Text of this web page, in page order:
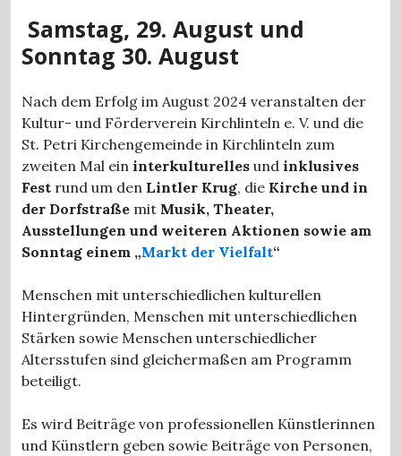
Samstag, 29. August und
Sonntag 30. August
Nach dem Erfolg im August 2024 veranstalten der
Kultur- und Förderverein Kirchlinteln e. V. und die
St. Petri Kirchengemeinde in Kirchlinteln zum
zweiten Mal ein interkulturelles und inklusives
Fest rund um den Lintler Krug, die Kirche und in
der Dorfstraße mit Musik, Theater,
Ausstellungen und weiteren Aktionen sowie am
Sonntag einem „Markt der Vielfalt“
Menschen mit unterschiedlichen kulturellen
Hintergründen, Menschen mit unterschiedlichen
Stärken sowie Menschen unterschiedlicher
Altersstufen sind gleichermaßen am Programm
beteiligt.
Es wird Beiträge von professionellen Künstlerinnen
und Künstlern geben sowie Beiträge von Personen,